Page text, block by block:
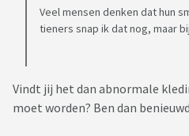
Veel mensen denken dat hun
tieners snap ik dat nog, maar
Vindt jij het dan abnormale
moet worden? Ben dan